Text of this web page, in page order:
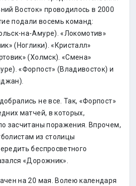
Восток» проводилось в 2000
подали восемь команд:
на-Амуре). «Локомотив»
(Ноглики). «Кристалл»
(Холмск). «Смена»
«Форпост» (Владивосток) и
не все. Так, «Форпост»
матчей, в которых,
засчитаны поражения. Впрочем,
из столицы
беспросветного
«Дорожник».
на 20 мая. Волею календаря